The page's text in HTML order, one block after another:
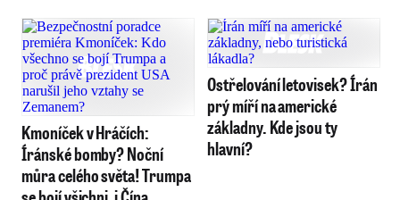
Kmoníček v Hráčích:
Íránské bomby? Noční
můra celého světa! Trumpa
Ostřelování letovisek? Írán
prý míří na americké
základny. Kde jsou ty
hlavní?